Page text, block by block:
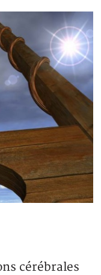
cérébrales